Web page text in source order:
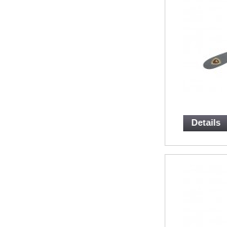
Details